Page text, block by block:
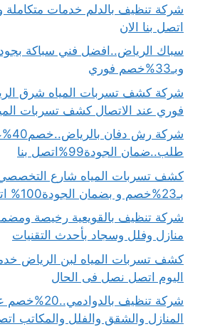
اتصل بنا الان
وبـ33%خصم فوري
فوري عند الاتصال كشف تسربات المياه
شركة
طلب..ضمان الجودة99%اتصل بنا
كشف تسربات المياه شارع
بـ23%خصم و بضمان الجودة100% اتصل الان
منازل وفلل وسجاد بأحدث التقنيات
اليوم اتصل نصل فى الحال
شركة تنظيف
المنازل والشقق والفلل والمكاتب